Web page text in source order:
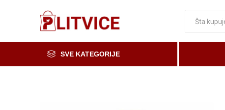
SVE KATEGORIJE